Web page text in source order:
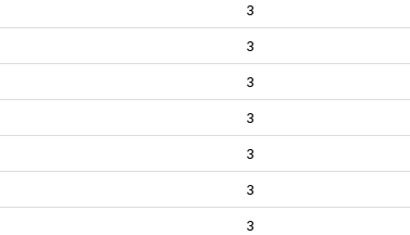
3
3
3
3
3
3
3